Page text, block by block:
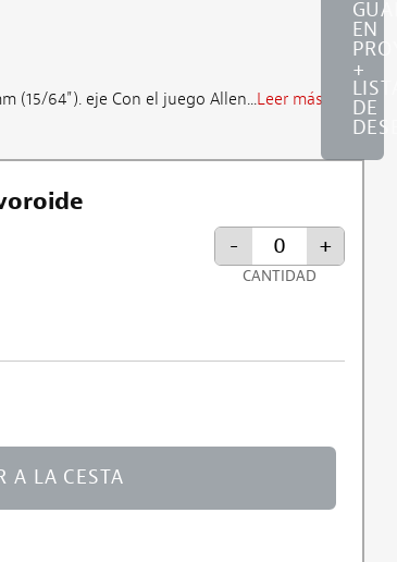
EN
+
DE
(15/64"). eje Con el juego Allen...Leer más
- +
CANTIDAD
A LA CESTA